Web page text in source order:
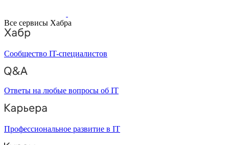
Все сервисы Хабра
Сообщество IT-специалистов
Ответы на любые вопросы об IT
Профессиональное развитие в IT